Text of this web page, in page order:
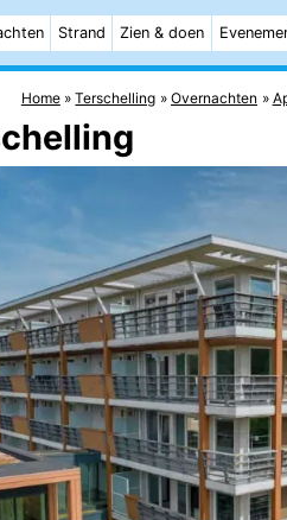
Strand Zien & doen
Home Terschelling Overnachten